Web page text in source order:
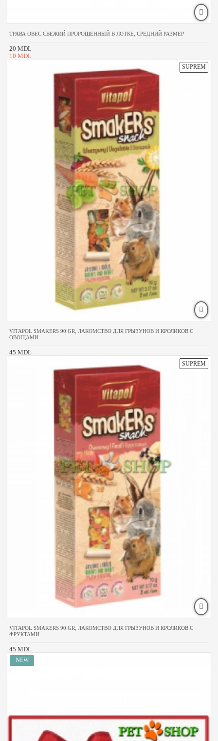
ТРАВА ОВЕС СВЕЖИЙ ПРОРОЩЕННЫЙ В ЛОТКЕ, СРЕДНИЙ РАЗМЕР
20 MDL
10 MDL
VITAPOL SMAKERS 90 GR, ЛАКОМСТВО ДЛЯ ГРЫЗУНОВ И КРОЛИКОВ С
ОВОЩАМИ
45 MDL
VITAPOL SMAKERS 90 GR, ЛАКОМСТВО ДЛЯ ГРЫЗУНОВ И КРОЛИКОВ С
ФРУКТАМИ
45 MDL